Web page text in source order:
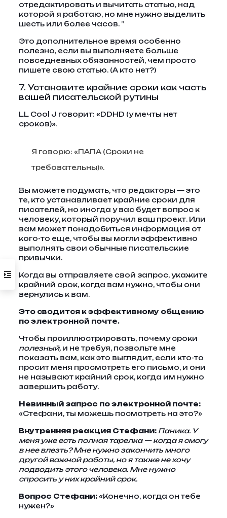
отредактировать и вычитать статью, над
которой я работаю, но мне нужно выделить
шесть или более часов. ”
Это дополнительное время особенно
полезно, если вы выполняете больше
повседневных обязанностей, чем просто
пишете свою статью. (А кто нет?)
7. Установите крайние сроки как часть
вашей писательской рутины
LL Cool J говорит: «DDHD (у мечты нет
сроков)».
Я говорю: «ПАПА (Сроки не
требовательны)».
Вы можете подумать, что редакторы — это
те, кто устанавливает крайние сроки для
писателей, но иногда у вас будет вопрос к
человеку, который поручил ваш проект. Или
вам может понадобиться информация от
кого-то еще, чтобы вы могли эффективно
выполнять свои обычные писательские
привычки.
Когда вы отправляете свой запрос, укажите
крайний срок, когда вам нужно, чтобы они
вернулись к вам.
Это сводится к эффективному общению
по электронной почте.
Чтобы проиллюстрировать, почему сроки
полезный,и не требуя, позвольте мне
показать вам, как это выглядит, если кто-то
просит меня просмотреть его письмо, и они
не называют крайний срок, когда им нужно
завершить работу.
Невинный запрос по электронной почте:
«Стефани, ты можешь посмотреть на это?»
Внутренняя реакция Стефани: Паника. У
меня уже есть полная тарелка — когда я смогу
в нее влезть? Мне нужно закончить много
другой важной работы, но я также не хочу
подводить этого человека. Мне нужно
спросить у них крайний срок.
Вопрос Стефани:«Конечно, когда он тебе
нужен?»